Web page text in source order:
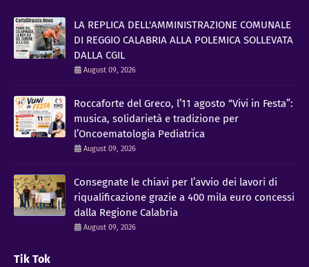
LA REPLICA DELL'AMMINISTRAZIONE COMUNALE
DI REGGIO CALABRIA ALLA POLEMICA SOLLEVATA
DALLA CGIL
August 09, 2026
Roccaforte del Greco, l’11 agosto “Vivi in Festa”:
musica, solidarietà e tradizione per
l’Oncoematologia Pediatrica
August 09, 2026
Consegnate le chiavi per l’avvio dei lavori di
riqualificazione grazie a 400 mila euro concessi
dalla Regione Calabria
August 09, 2026
Tik Tok